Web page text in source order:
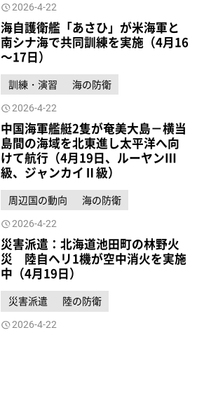
2026-4-22
海自護衛艦「あさひ」が米海軍と
南シナ海で共同訓練を実施（4月16
～17日）
訓練・演習 海の防衛
2026-4-22
中国海軍艦艇2隻が奄美大島－横当
島間の海域を北東進し太平洋へ向
けて航行（4月19日、ルーヤンⅢ
級、ジャンカイⅡ級）
周辺国の動向 海の防衛
2026-4-22
災害派遣：北海道池田町の林野火
災 陸自ヘリ1機が空中消火を実施
中（4月19日）
災害派遣 陸の防衛
2026-4-22